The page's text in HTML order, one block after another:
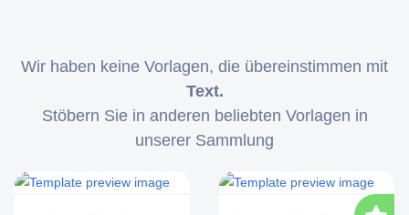
Wir haben keine Vorlagen, die übereinstimmen mit
Text.
Stöbern Sie in anderen beliebten Vorlagen in
unserer Sammlung